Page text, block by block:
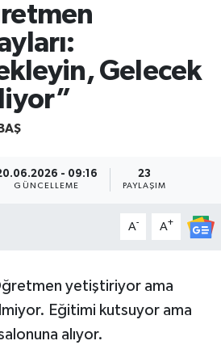
Gelecek
- 09:16
GÜNCELLEME
23
PAYLAŞIM
A- A+
yetiştiriyor ama
Eğitimi kutsuyor ama
alıyor.
ve Fikstür